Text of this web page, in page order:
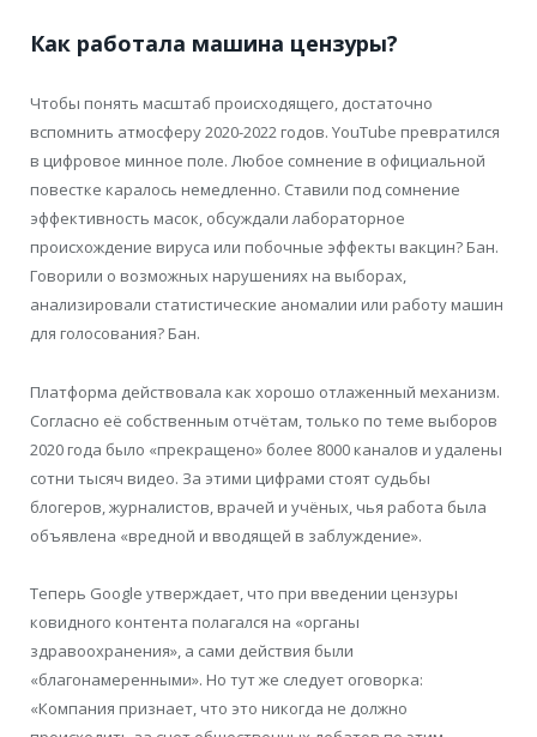
Как работала машина цензуры?
Чтобы понять масштаб происходящего, достаточно
вспомнить атмосферу 2020-2022 годов. YouTube превратился
в цифровое минное поле. Любое сомнение в официальной
повестке каралось немедленно. Ставили под сомнение
эффективность масок, обсуждали лабораторное
происхождение вируса или побочные эффекты вакцин? Бан.
Говорили о возможных нарушениях на выборах,
анализировали статистические аномалии или работу машин
для голосования? Бан.
Платформа действовала как хорошо отлаженный механизм.
Согласно её собственным отчётам, только по теме выборов
2020 года было «прекращено» более 8000 каналов и удалены
сотни тысяч видео. За этими цифрами стоят судьбы
блогеров, журналистов, врачей и учёных, чья работа была
объявлена «вредной и вводящей в заблуждение».
Теперь Google утверждает, что при введении цензуры
ковидного контента полагался на «органы
здравоохранения», а сами действия были
«благонамеренными». Но тут же следует оговорка:
«Компания признает, что это никогда не должно